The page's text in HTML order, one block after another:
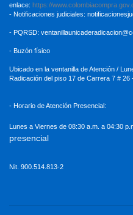
enlace: https://
- Notificaciones judiciales:
- PQRSD:
- Buzón físico
Ubicado en la ventanilla de Atención /
Radicación del piso 17 de Carrera 7 # 26
- Horario de Atención Presencial:
Lunes a Viernes de 08:30 a.m. a 04:30
presencial
Nit. 900.514.813-2